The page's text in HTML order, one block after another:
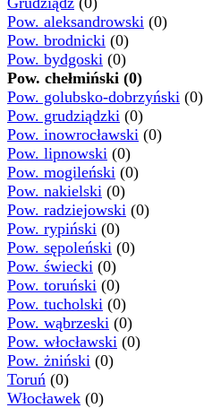
Pow. aleksandrowski (0)
Pow. brodnicki (0)
Pow. bydgoski (0)
Pow. chełmiński (0)
Pow. golubsko-dobrzyński (0)
Pow. grudziądzki (0)
Pow. inowrocławski (0)
Pow. lipnowski (0)
Pow. mogileński (0)
Pow. nakielski (0)
Pow. radziejowski (0)
Pow. rypiński (0)
Pow. sępoleński (0)
Pow. świecki (0)
Pow. toruński (0)
Pow. tucholski (0)
Pow. wąbrzeski (0)
Pow. włocławski (0)
Pow. żniński (0)
Toruń (0)
Włocławek (0)